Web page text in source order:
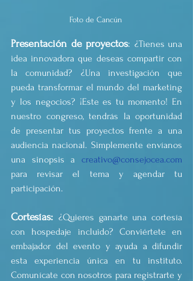
Foto de Cancún
Presentación de proyectos: ¿Tienes una
idea innovadora que deseas compartir con
la comunidad? ¿Una investigación que
pueda transformar el mundo del marketing
y los negocios? ¡Este es tu momento! En
nuestro congreso, tendrás la oportunidad
de presentar tus proyectos frente a una
audiencia nacional. Simplemente envíanos
una sinopsis a creativo@consejocea.com
para revisar el tema y agendar tu
participación.
Cortesías: ¿Quieres ganarte una cortesía
con hospedaje incluido? Conviértete en
embajador del evento y ayuda a difundir
esta experiencia única en tu instituto.
Comunícate con nosotros para registrarte y